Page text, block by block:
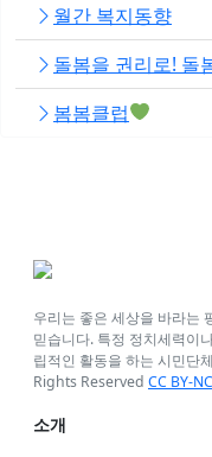
월간 복지동향
돌봄을 권리로! 돌
봄봄클럽
우리는 좋은 세상을 바라는
믿습니다. 특정 정치세력이
립적인 활동을 하는 시민단
Rights Reserved CC BY-
소개